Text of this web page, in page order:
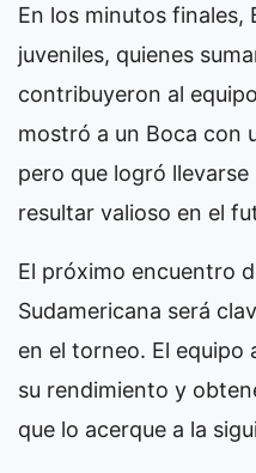
En los minutos finales,
juveniles, quienes
contribuyeron al
mostró a un Boca con
pero que logró
resultar valioso en el
El próximo encuentro
Sudamericana será
en el torneo. El equipo
su rendimiento y
que lo acerque a la